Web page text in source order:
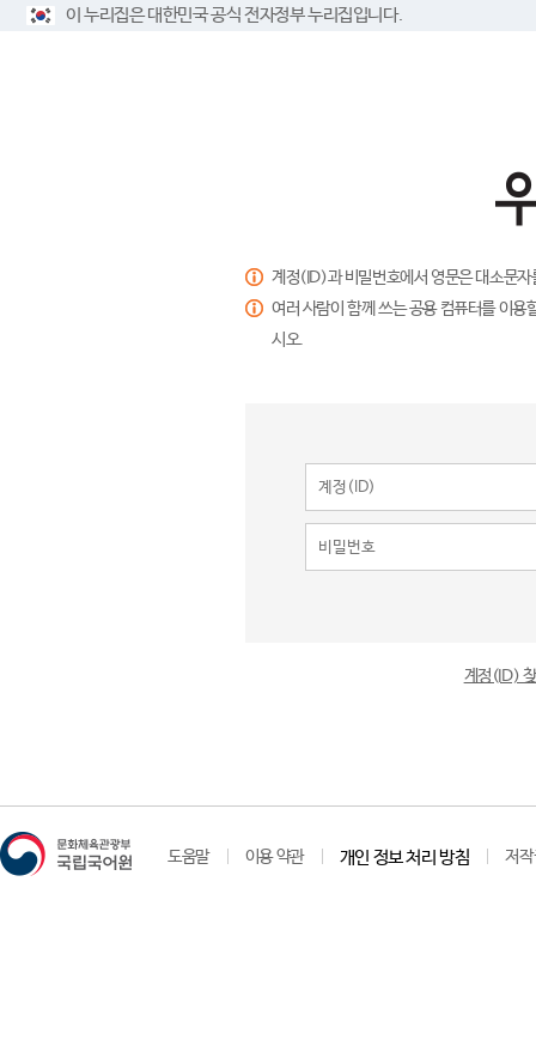
이 누리집은 대한민국 공식 전자정부 누리집입니다.
계정(ID)과 비밀번호에서 영문은 대소문
여러 사람이 함께 쓰는 공용 컴퓨터를 이
시오.
계정(ID)
도움말 이용 약관 개인 정보 처리 방침 저